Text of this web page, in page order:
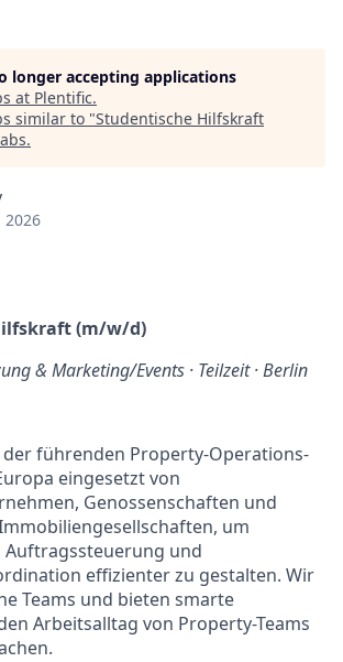
longer accepting applications
at Plentific.
similar to "Studentische Hilfskraft
.
2026
(m/w/d)
& Marketing/Events · Teilzeit · Berlin
führenden Property-Operations-
eingesetzt von
Genossenschaften und
um
und
effizienter zu gestalten. Wir
Teams und bieten smarte
Arbeitsalltag von Property-Teams